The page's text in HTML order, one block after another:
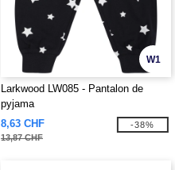
W1
Larkwood LW085 - Pantalon de
pyjama
8,63 CHF
13,87 CHF
-38%